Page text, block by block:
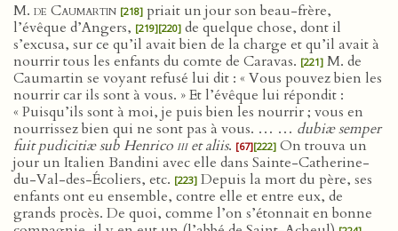
M. de Caumartin [218] priait un jour son beau-frère,
l’évêque d’Angers, [219][220] de quelque chose, dont il
s’excusa, sur ce qu’il avait bien de la charge et qu’il avait à
nourrir tous les enfants du comte de Caravas. [221] M. de
Caumartin se voyant refusé lui dit : « Vous pouvez bien les
nourrir car ils sont à vous. » Et l’évêque lui répondit :
« Puisqu’ils sont à moi, je puis bien les nourrir ; vous en
nourrissez bien qui ne sont pas à vous. … … dubiæ semper
fuit pudicitiæ sub Henrico iiiet aliis. [67][222] On trouva un
jour un Italien Bandini avec elle dans Sainte-Catherine-
du-Val-des-Écoliers, etc. [223] Depuis la mort du père, ses
enfants ont eu ensemble, contre elle et entre eux, de
grands procès. De quoi, comme l’on s’étonnait en bonne